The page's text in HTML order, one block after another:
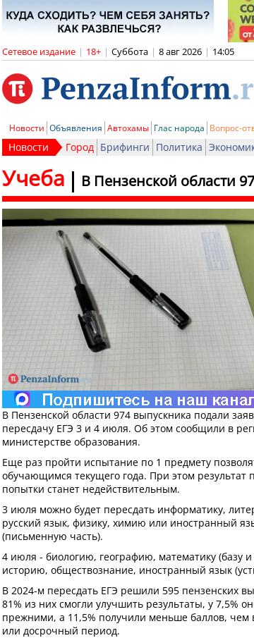
Сетевое издание | 18+ | Суббота | 8 авг 2026 | 14:05
Новости Объявления Автохамы Глас народа Вопрос-
Новости Город Брифинги Политика
В Пензенской области
Учеба
В Пензенской области 974 выпускника подали
пересдачу ЕГЭ 3 и 4 июля. Об этом сообщили в
министерстве образования.
Еще раз пройти испытание по 1 предмету
обучающимся текущего года. При этом результат
попытки станет недействительным.
3 июля можно будет пересдать информатику,
русский язык, физику, химию или иностранный
(письменную часть).
4 июля - биологию, географию, математику (базу
историю, обществознание, иностранный язык
В 2024-м пересдать ЕГЭ решили 595 пензенских
81% из них смогли улучшить результаты, у 7,5%
прежними, а 11,5% получили меньше баллов, чем
или досрочный период.